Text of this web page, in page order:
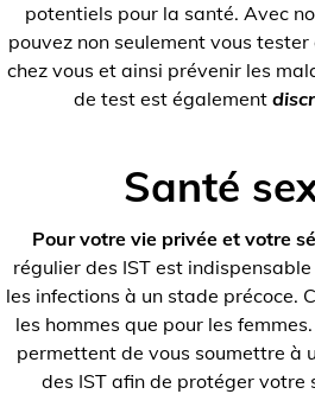
potentiels pour la santé. Avec
pouvez non seulement vous
chez vous et ainsi prévenir les
de test est également
Santé
Pour votre vie privée et votre
régulier des IST est
les infections à un stade précoce.
les hommes que pour les
permettent de vous soumettre à
des IST afin de protéger votre